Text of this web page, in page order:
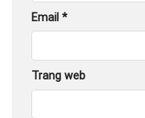
Email *
Trang web